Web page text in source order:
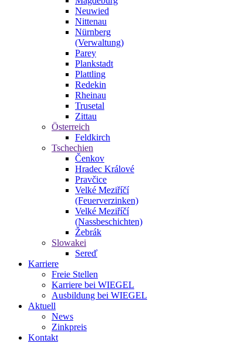
Neuwied
Nittenau
Nürnberg
(Verwaltung)
Parey
Plankstadt
Plattling
Redekin
Rheinau
Trusetal
Zittau
Österreich
Feldkirch
Tschechien
Čenkov
Hradec Králové
Pravčice
Velké Meziříčí
(Feuerverzinken)
Velké Meziříčí
(Nassbeschichten)
Žebrák
Slowakei
Sereď
Karriere
Freie Stellen
Karriere bei WIEGEL
Ausbildung bei WIEGEL
Aktuell
News
Zinkpreis
Kontakt